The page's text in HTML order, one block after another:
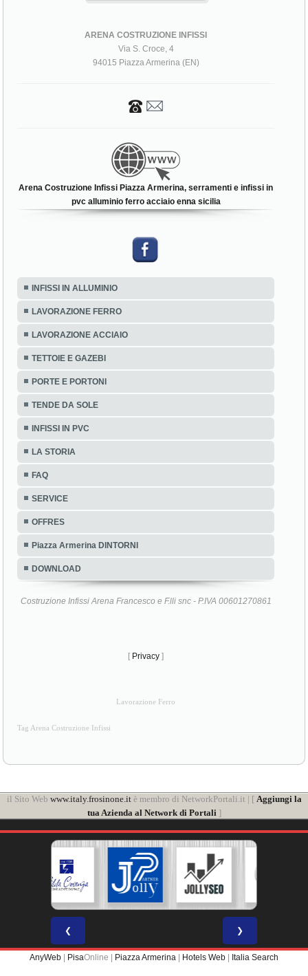
ARENA COSTRUZIONE INFISSI
Via S. Croce, 4
94015 Piazza Armerina (EN)
Arena Costruzione Infissi Piazza Armerina, serramenti e infissi in
pvc alluminio ferro acciaio enna sicilia
INFISSI IN ALLUMINIO
LAVORAZIONE FERRO
LAVORAZIONE ACCIAIO
TETTOIE E GAZEBI
PORTE E PORTONI
TENDE DA SOLE
INFISSI IN PVC
LA STORIA
FAQ
SERVICE
OFFRES
Piazza Armerina DINTORNI
DOWNLOAD
Costruzione Infissi Arena Francesco e F.lli snc - P.IVA 00601270861
[ Privacy ]
Lavorazione Ferro
Tag Arena Costruzione Infissi
il Sito Web www.italy.frosinone.itè membro di NetworkPortali.it | [ Aggiungi la
tua Azienda al Network di Portali]
❮ ❯
AnyWeb PisaOnline | Piazza Armerina Hotels Web Italia Search